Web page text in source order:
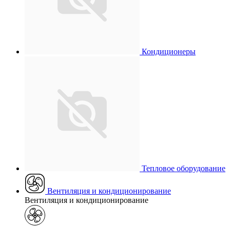
Кондиционеры
Тепловое оборудование
Вентиляция и кондиционирование
Вентиляция и кондиционирование